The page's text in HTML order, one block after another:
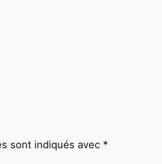
sont indiqués avec *